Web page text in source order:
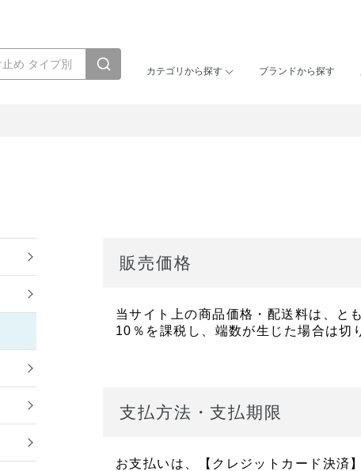
カテゴリから探す ブランドから探す
販売価格
当サイト上の商品価格・配送料は、と
10％を課税し、端数が生じた場合は切
支払方法・支払期限
お支払いは、【クレジットカード決済